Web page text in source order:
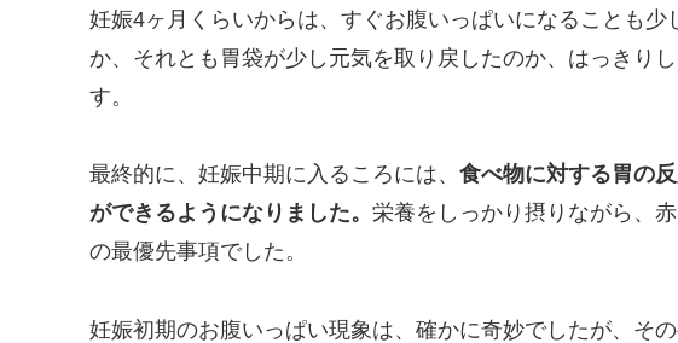
妊娠4ヶ月くらいからは、すぐお腹いっぱいになることも
か、それとも胃袋が少し元気を取り戻したのか、はっきり
す。
最終的に、妊娠中期に入るころには、 食べ物に対する胃の
ができるようになりました。 栄養をしっかり摂りながら、
の最優先事項でした。
妊娠初期のお腹いっぱい現象は、確かに奇妙でしたが、そ